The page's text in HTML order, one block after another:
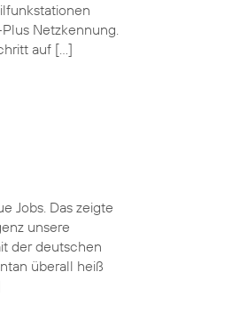
Netzkennung.
auf […]
Jobs. Das zeigte
unsere
der deutschen
überall heiß